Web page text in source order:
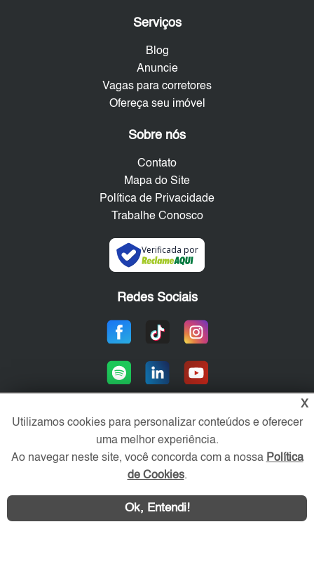
WhatsApp Contatar
Serviços
Blog
Anuncie
Vagas para corretores
Ofereça seu imóvel
Sobre nós
Contato
Mapa do Site
Política de Privacidade
Trabalhe Conosco
Verificada por
Redes Sociais
Área exclusiva aos anunciantes,
acesse sua conta:
X
Utilizamos cookies para personalizar conteúdos e oferecer
uma melhor experiência.
Ao navegar neste site, você concorda com a nossa Política
de Cookies.
Ok, Entendi!